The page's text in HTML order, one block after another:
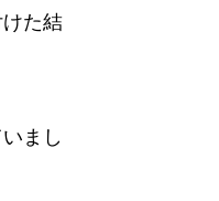
た結
まし